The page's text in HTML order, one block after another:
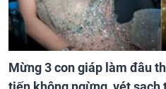
Mừng 3 con giáp làm đâu